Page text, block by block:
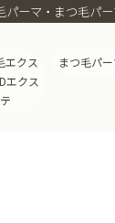
ーマ・まつ毛パー
エクス
エクス
テ
まつ毛パ